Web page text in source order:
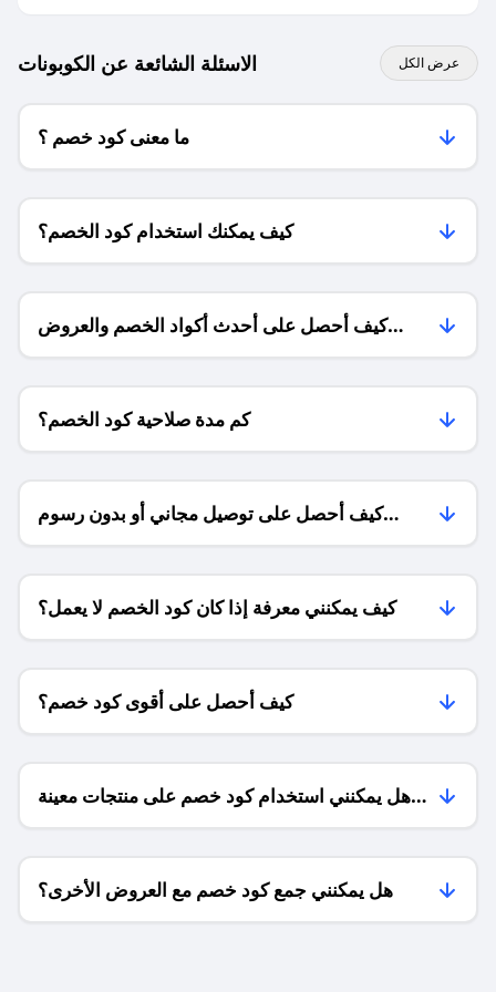
الاسئلة الشائعة عن الكوبونات عرض الكل
ما معنى كود خصم ؟
كيف يمكنك استخدام كود الخصم؟
كيف أحصل على أحدث أكواد الخصم والعروض
للمتاجر؟
كم مدة صلاحية كود الخصم؟
كيف أحصل على توصيل مجاني أو بدون رسوم
الشحن ؟
كيف يمكنني معرفة إذا كان كود الخصم لا يعمل؟
كيف أحصل على أقوى كود خصم؟
هل يمكنني استخدام كود خصم على منتجات معينة
فقط؟
هل يمكنني جمع كود خصم مع العروض الأخرى؟